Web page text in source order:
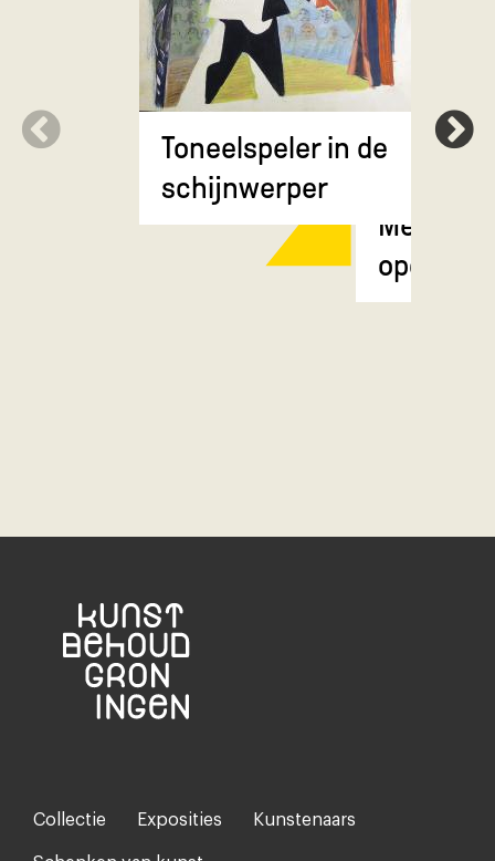
Toneelspeler in de
schijnwerper
Meisje
Footer-
menu
Collectie Exposities Kunstenaars